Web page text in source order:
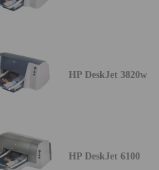
HP DeskJet 3820w
HP DeskJet 6100